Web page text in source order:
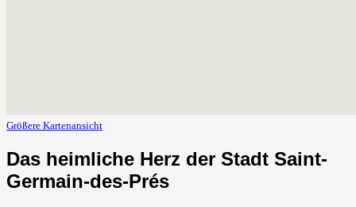
Größere Kartenansicht
Das heimliche Herz der Stadt Saint-
Germain-des-Prés